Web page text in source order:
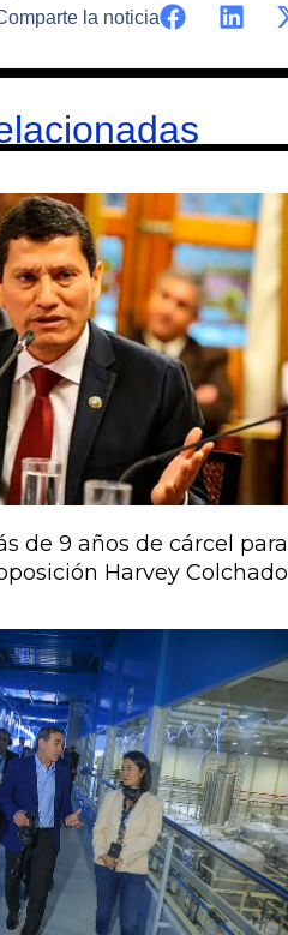
la noticia
de 9 años de cárcel para
Harvey Colchado